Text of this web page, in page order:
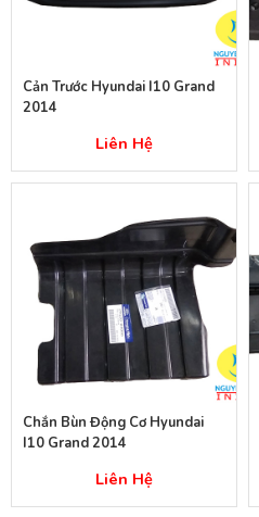
Cản Trước Hyundai I10 Grand
2014
Liên Hệ
Chắn Bùn Động Cơ Hyundai
I10 Grand 2014
Liên Hệ